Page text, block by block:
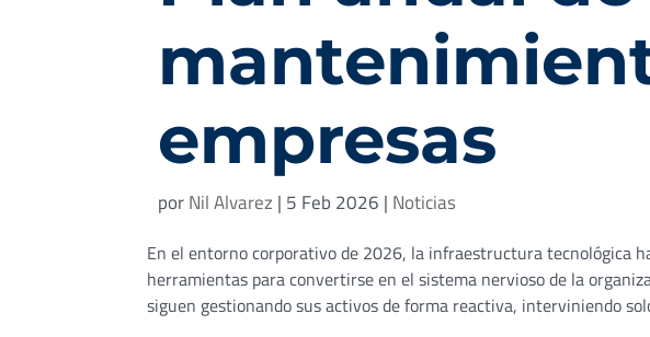
empresas
porNil Alvarez | 5 Feb 2026 | Noticias
En el entorno corporativo de 2026, la infraestructura tecnológica
herramientas para convertirse en el sistema nervioso de la
siguen gestionando sus activos de forma reactiva, interviniendo